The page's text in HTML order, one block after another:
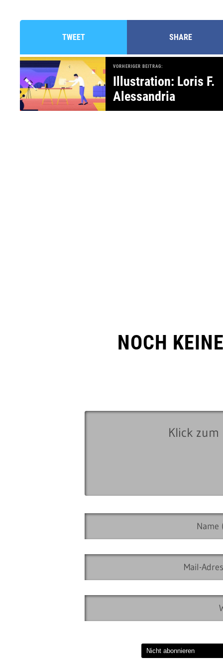
TWEET SHARE
VORHERIGER BEITRAG:
Illustration: Loris F.
Alessandria
NOCH